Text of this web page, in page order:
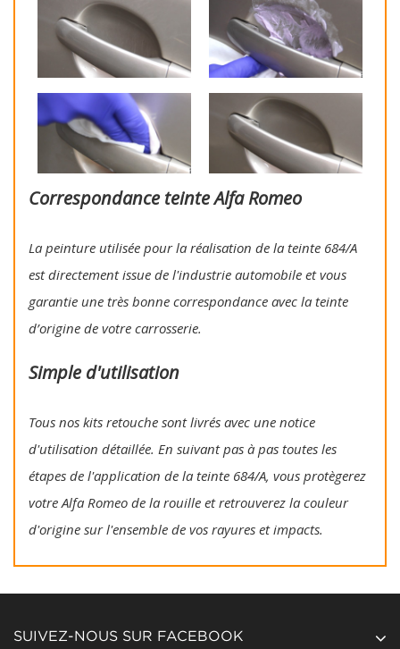
Correspondance teinte Alfa Romeo
La peinture utilisée pour la réalisation de la teinte 684/A
est directement issue de l'industrie automobile et vous
garantie une très bonne correspondance avec la teinte
d’origine de votre carrosserie.
Simple d'utilisation
Tous nos kits retouche sont livrés avec une notice
d'utilisation détaillée. En suivant pas à pas toutes les
étapes de l'application de la teinte 684/A, vous protègerez
votre Alfa Romeo de la rouille et retrouverez la couleur
d'origine sur l'ensemble de vos rayures et impacts.
SUIVEZ-NOUS SUR FACEBOOK